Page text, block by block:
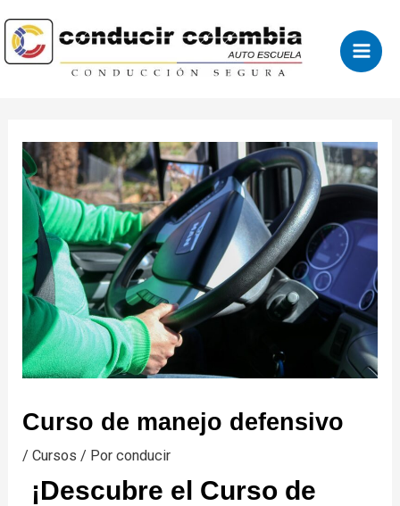
Curso de manejo defensivo
/Cursos / Porconducir
¡Descubre el Curso de